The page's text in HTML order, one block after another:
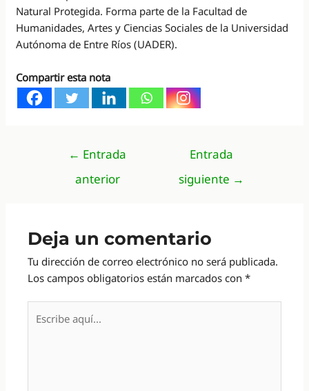
Natural Protegida. Forma parte de la Facultad de
Humanidades, Artes y Ciencias Sociales de la Universidad
Autónoma de Entre Ríos (UADER).
Compartir esta nota
Navegación
entradas
← Entrada
anterior
Entrada
siguiente →
Deja un comentario
Tu dirección de correo electrónico no será publicada.
Los campos obligatorios están marcados con*
aquí...